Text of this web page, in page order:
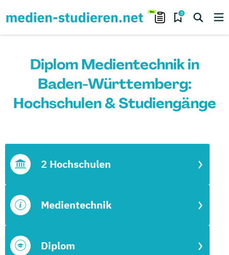
0
Diplom Medientechnik in
Baden-Württemberg:
Hochschulen & Studiengänge
Diplom
Medientechnik
2 Hochschulen